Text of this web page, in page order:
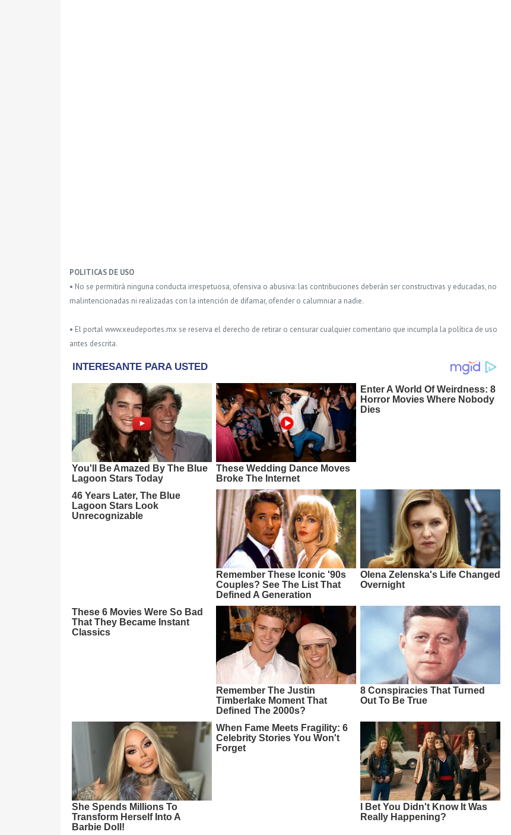
POLITICAS DE USO
• No se permitirá ninguna conducta irrespetuosa, ofensiva o abusiva: las contribuciones deberán ser constructivas y educadas, no
malintencionadas ni realizadas con la intención de difamar, ofender o calumniar a nadie.
• El portal www.xeudeportes.mx se reserva el derecho de retirar o censurar cualquier comentario que incumpla la política de uso
antes descrita.